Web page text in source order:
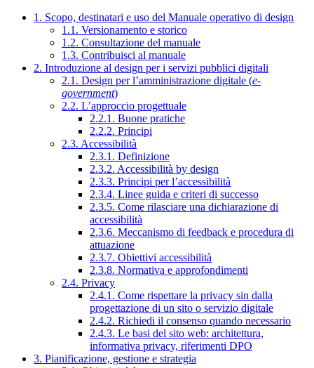
1. Scopo, destinatari e uso del Manuale operativo di design
1.1. Versionamento e storico
1.2. Consultazione del manuale
1.3. Contribuisci al manuale
2. Introduzione al design per i servizi pubblici digitali
2.1. Design per l’amministrazione digitale (e-
government)
2.2. L’approccio progettuale
2.2.1. Buone pratiche
2.2.2. Principi
2.3. Accessibilità
2.3.1. Definizione
2.3.2. Accessibilità by design
2.3.3. Principi per l’accessibilità
2.3.4. Linee guida e criteri di successo
2.3.5. Come rilasciare una dichiarazione di
accessibilità
2.3.6. Meccanismo di feedback e procedura di
attuazione
2.3.7. Obiettivi accessibilità
2.3.8. Normativa e approfondimenti
2.4. Privacy
2.4.1. Come rispettare la privacy sin dalla
progettazione di un sito o servizio digitale
2.4.2. Richiedi il consenso quando necessario
2.4.3. Le basi del sito web: architettura,
informativa privacy, riferimenti DPO
3. Pianificazione, gestione e strategia